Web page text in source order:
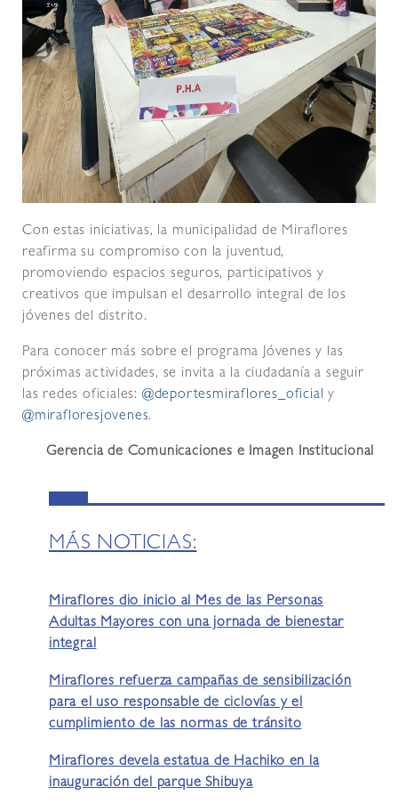
Con estas iniciativas, la municipalidad de Miraflores
reafirma su compromiso con la juventud,
promoviendo espacios seguros, participativos y
creativos que impulsan el desarrollo integral de los
jóvenes del distrito.
Para conocer más sobre el programa Jóvenes y las
próximas actividades, se invita a la ciudadanía a seguir
las redes oficiales: @deportesmiraflores_oficial y
@mirafloresjovenes.
Gerencia de Comunicaciones e Imagen Institucional
MÁS NOTICIAS:
Miraflores dio inicio al Mes de las Personas
Adultas Mayores con una jornada de bienestar
integral
Miraflores refuerza campañas de sensibilización
para el uso responsable de ciclovías y el
cumplimiento de las normas de tránsito
Miraflores devela estatua de Hachiko en la
inauguración del parque Shibuya